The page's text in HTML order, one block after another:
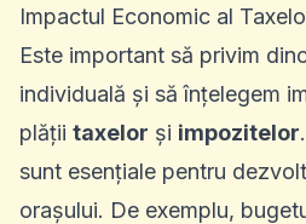
Impactul Economic al
Este important să privim
individuală și să înțelegem
plății taxelor și impozitelor
sunt esențiale pentru
orașului. De exemplu,